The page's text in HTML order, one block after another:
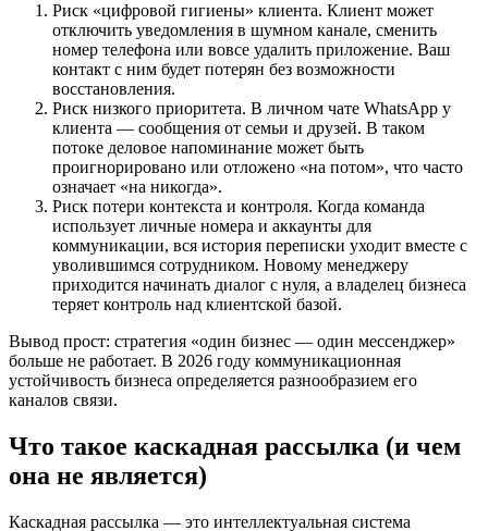
Риск «цифровой гигиены» клиента. Клиент может
отключить уведомления в шумном канале, сменить
номер телефона или вовсе удалить приложение. Ваш
контакт с ним будет потерян без возможности
восстановления.
Риск низкого приоритета. В личном чате WhatsApp у
клиента — сообщения от семьи и друзей. В таком
потоке деловое напоминание может быть
проигнорировано или отложено «на потом», что часто
означает «на никогда».
Риск потери контекста и контроля. Когда команда
использует личные номера и аккаунты для
коммуникации, вся история переписки уходит вместе с
уволившимся сотрудником. Новому менеджеру
приходится начинать диалог с нуля, а владелец бизнеса
теряет контроль над клиентской базой.
Вывод прост: стратегия «один бизнес — один мессенджер»
больше не работает. В 2026 году коммуникационная
устойчивость бизнеса определяется разнообразием его
каналов связи.
Что такое каскадная рассылка (и чем
она не является)
Каскадная рассылка — это интеллектуальная система